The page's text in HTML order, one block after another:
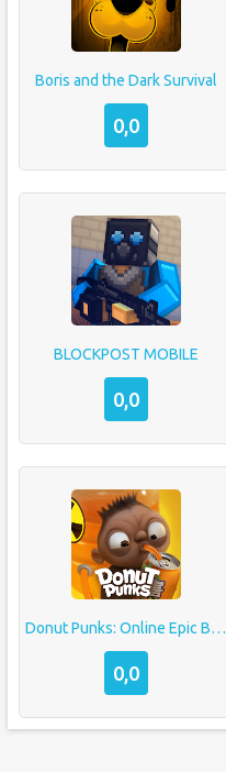
Boris and the Dark Survival
0,0
BLOCKPOST MOBILE
0,0
Donut Punks: Online Epic Brawl
0,0